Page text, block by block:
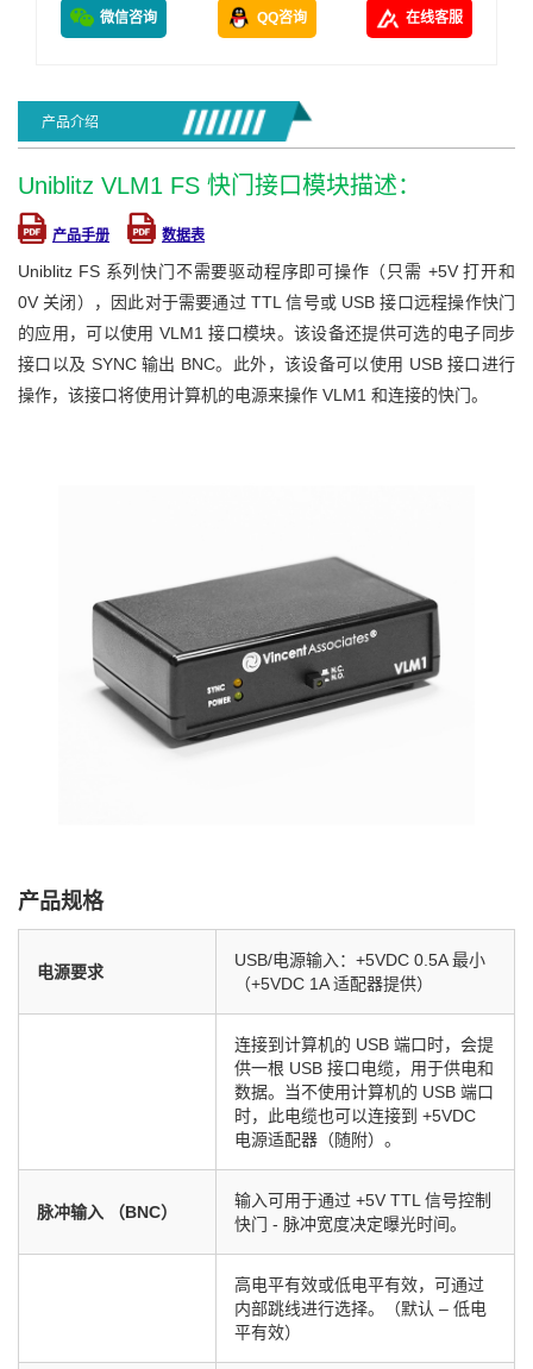
微信咨询 QQ咨询 在线客服
产品介绍
Uniblitz VLM1 FS 快门接口模块描述：
产品手册 数据表
Uniblitz FS 系列快门不需要驱动程序即可操作（只需 +5V 打开和
0V 关闭），因此对于需要通过 TTL 信号或 USB 接口远程操作快门
的应用，可以使用 VLM1 接口模块。该设备还提供可选的电子同步
接口以及 SYNC 输出 BNC。此外，该设备可以使用 USB 接口进行
操作，该接口将使用计算机的电源来操作 VLM1 和连接的快门。
产品规格
电源要求
USB/电源输入：+5VDC 0.5A 最小
（+5VDC 1A 适配器提供）
连接到计算机的 USB 端口时，会提
供一根 USB 接口电缆，用于供电和
数据。当不使用计算机的 USB 端口
时，此电缆也可以连接到 +5VDC
电源适配器（随附）。
脉冲输入 （BNC）
输入可用于通过 +5V TTL 信号控制
快门 - 脉冲宽度决定曝光时间。
高电平有效或低电平有效，可通过
内部跳线进行选择。（默认 – 低电
平有效）